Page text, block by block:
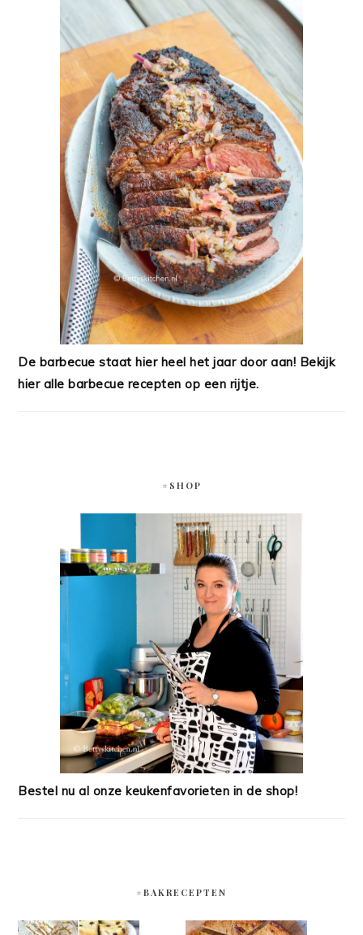
De barbecue staat hier heel het jaar door aan! Bekijk
hier alle barbecue recepten op een rijtje.
#SHOP
Bestel nu al onze keukenfavorieten in de shop!
#BAKRECEPTEN